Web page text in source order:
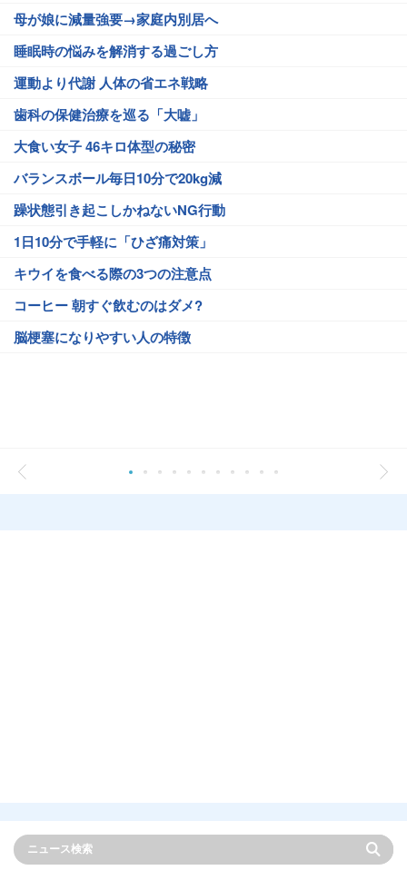
母が娘に減量強要→家庭内別居へ
睡眠時の悩みを解消する過ごし方
運動より代謝 人体の省エネ戦略
歯科の保健治療を巡る「大嘘」
大食い女子 46キロ体型の秘密
バランスボール毎日10分で20kg減
躁状態引き起こしかねないNG行動
1日10分で手軽に「ひざ痛対策」
キウイを食べる際の3つの注意点
コーヒー 朝すぐ飲むのはダメ?
脳梗塞になりやすい人の特徴